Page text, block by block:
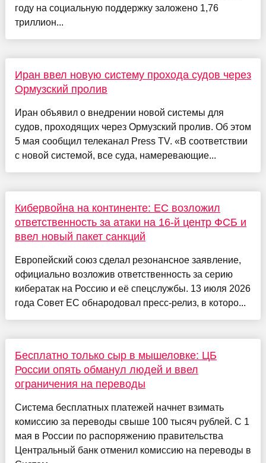
году на социальную поддержку заложено 1,76
триллион...
Иран ввел новую систему прохода судов через
Ормузский пролив
Иран объявил о внедрении новой системы для
судов, проходящих через Ормузский пролив. Об этом
5 мая сообщил телеканал Press TV. «В соответствии
с новой системой, все суда, намеревающие...
Кибервойна на континенте: ЕС возложил
ответственность за атаки на 16-й центр ФСБ и
ввел новый пакет санкций
Европейский союз сделал резонансное заявление,
официально возложив ответственность за серию
кибератак на Россию и её спецслужбы. 13 июля 2026
года Совет ЕС обнародовал пресс-релиз, в которо...
Бесплатно только сыр в мышеловке: ЦБ
России опять обманул людей и ввел
ограничения на переводы
Система бесплатных платежей начнет взимать
комиссию за переводы свыше 100 тысяч рублей. С 1
мая в России по распоряжению правительства
Центральный банк отменил комиссию на переводы в